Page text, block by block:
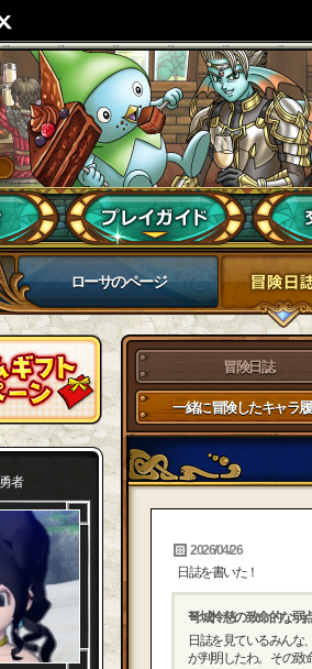
ローサのページ
者
冒険日誌
一緒に冒険したキャラ
2026/04/26
日誌を書いた！
弩城怜慈の致命的な弱
日誌を見ているみんな
が判明したわ。 その致